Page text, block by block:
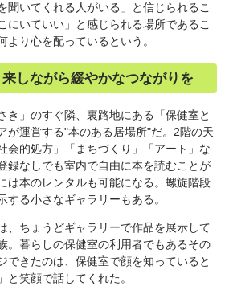
聞いてくれる人がいる」と信じられるこ
にいていい」と感じられる場所であるこ
より心を配っているという。
しながら緩やかなつながりを
」のすぐ隣、裏路地にある「保健室と
が運営する"本のある居場所"だ。2階の天
会的処方」「まちづくり」「アート」な
録なしでも室内で自由に本を読むことが
は本のレンタルも可能になる。螺旋階段
する小さなギャラリーもある。
ちょうどギャラリーで作品を展示して
。暮らしの保健室の利用者でもあるその
できたのは、保健室で顔を知っていると
と笑顔で話してくれた。